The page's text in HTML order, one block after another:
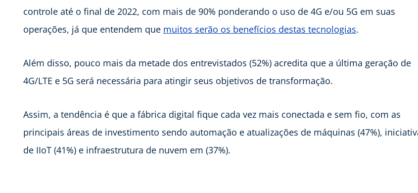
controle até o final de 2022, com mais de 90% ponderando o uso de 4G e/ou 5G em suas
operações, já que entendem que muitos serão os benefícios destas tecnologias.
Além disso, pouco mais da metade dos entrevistados (52%) acredita que a última geração de
4G/LTE e 5G será necessária para atingir seus objetivos de transformação.
Assim, a tendência é que a fábrica digital fique cada vez mais conectada e sem fio, com as
principais áreas de investimento sendo automação e atualizações de máquinas (47%),
de IIoT (41%) e infraestrutura de nuvem em (37%).